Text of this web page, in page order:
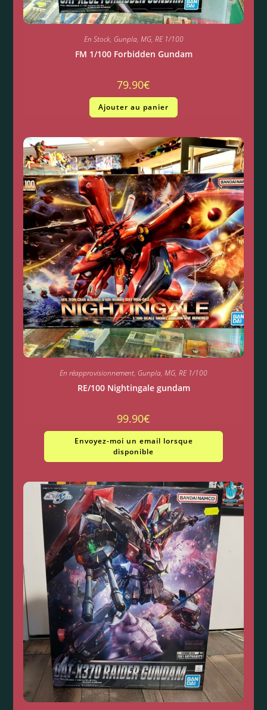
En Stock, Gunpla, MG, RE 1/100
FM 1/100 Forbidden Gundam
79.90€
Ajouter au panier
En réapprovisionnement, Gunpla, MG, RE 1/100
RE/100 Nightingale gundam
99.90€
Envoyez-moi un email lorsque
disponible